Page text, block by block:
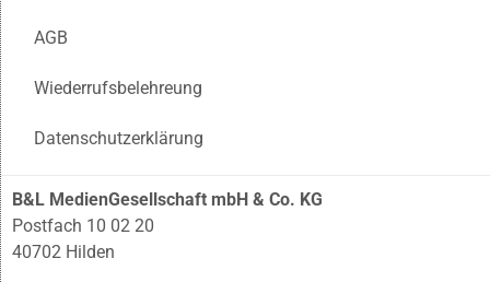
AGB
Wiederrufsbelehreung
Datenschutzerklärung
B&L MedienGesellschaft mbH & Co. KG
Postfach 10 02 20
40702 Hilden